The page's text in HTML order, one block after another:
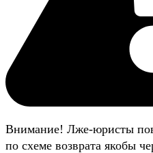
Внимание! Лже-юристы
по схеме возврата якобы